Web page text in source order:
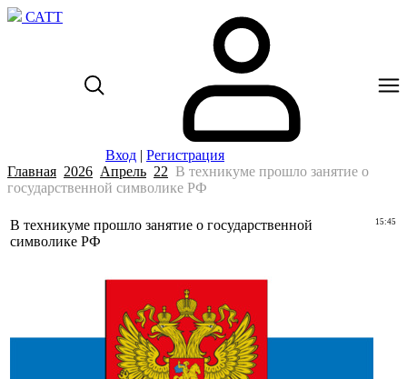
САТТ
Вход | Регистрация
Главная 2026 Апрель 22 В техникуме прошло занятие о
государственной символике РФ
15:45
В техникуме прошло занятие о государственной
символике РФ